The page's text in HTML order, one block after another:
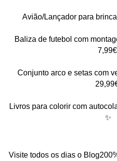
Avião/Lançador para
Baliza de futebol com
Conjunto arco e setas com
Livros para colorir com
✨
Visite todos os dias o